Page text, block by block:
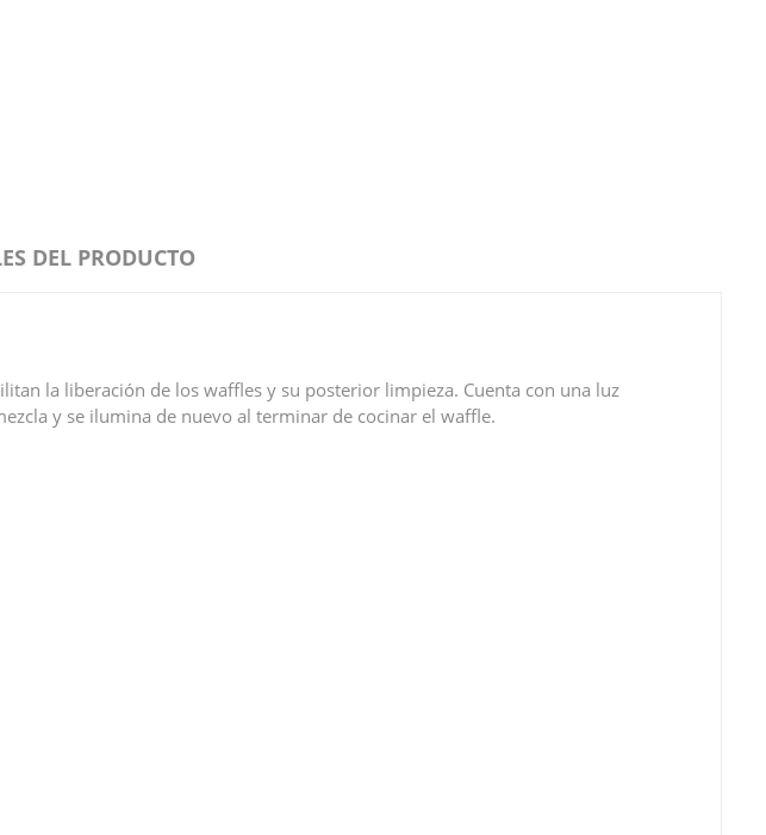
DEL PRODUCTO
la liberación de los waffles y su posterior limpieza. Cuenta con una luz
y se ilumina de nuevo al terminar de cocinar el waffle.